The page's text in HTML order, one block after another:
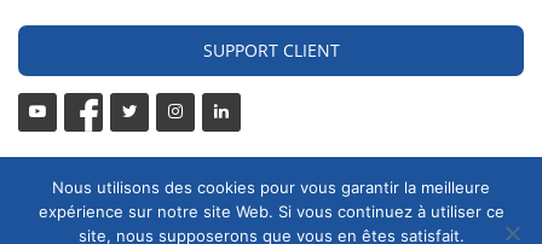
SUPPORT CLIENT
Nous utilisons des cookies pour vous garantir la meilleure
expérience sur notre site Web. Si vous continuez à utiliser ce
site, nous supposerons que vous en êtes satisfait.